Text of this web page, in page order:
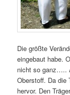
Die größte
eingebaut habe.
nicht so ganz…..
Oberstoff. Da die
hervor. Den